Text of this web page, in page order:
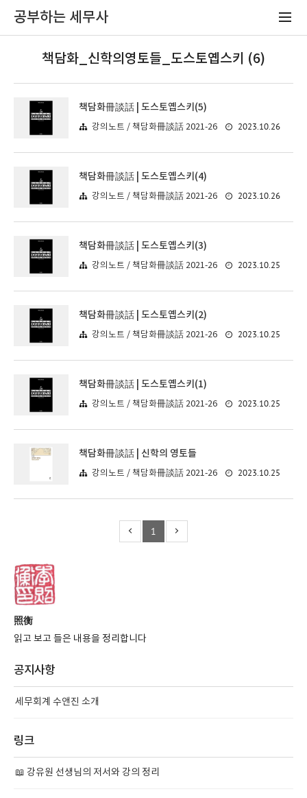
공부하는 세무사
책담화_신학의영토들_도스토옙스키 (6)
책담화冊談話 | 도스토옙스키(5)
강의노트 / 책담화冊談話 2021-26 2023.10.26
책담화冊談話 | 도스토옙스키(4)
강의노트 / 책담화冊談話 2021-26 2023.10.26
책담화冊談話 | 도스토옙스키(3)
강의노트 / 책담화冊談話 2021-26 2023.10.25
책담화冊談話 | 도스토옙스키(2)
강의노트 / 책담화冊談話 2021-26 2023.10.25
책담화冊談話 | 도스토옙스키(1)
강의노트 / 책담화冊談話 2021-26 2023.10.25
책담화冊談話 | 신학의 영토들
강의노트 / 책담화冊談話 2021-26 2023.10.25
1
照衡
읽고 보고 들은 내용을 정리합니다
공지사항
세무회계 수앤진 소개
링크
📖 강유원 선생님의 저서와 강의 정리